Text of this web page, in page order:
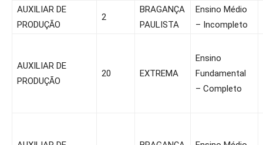
AUXILIAR DE
PRODUÇÃO
2
BRAGANÇA
PAULISTA
Ensino Médio
– Incompleto
AUXILIAR DE
PRODUÇÃO
20 EXTREMA
Ensino
Fundamental
– Completo